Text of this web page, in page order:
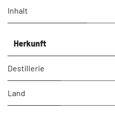
Inhalt
Herkunft
Destillerie
Land